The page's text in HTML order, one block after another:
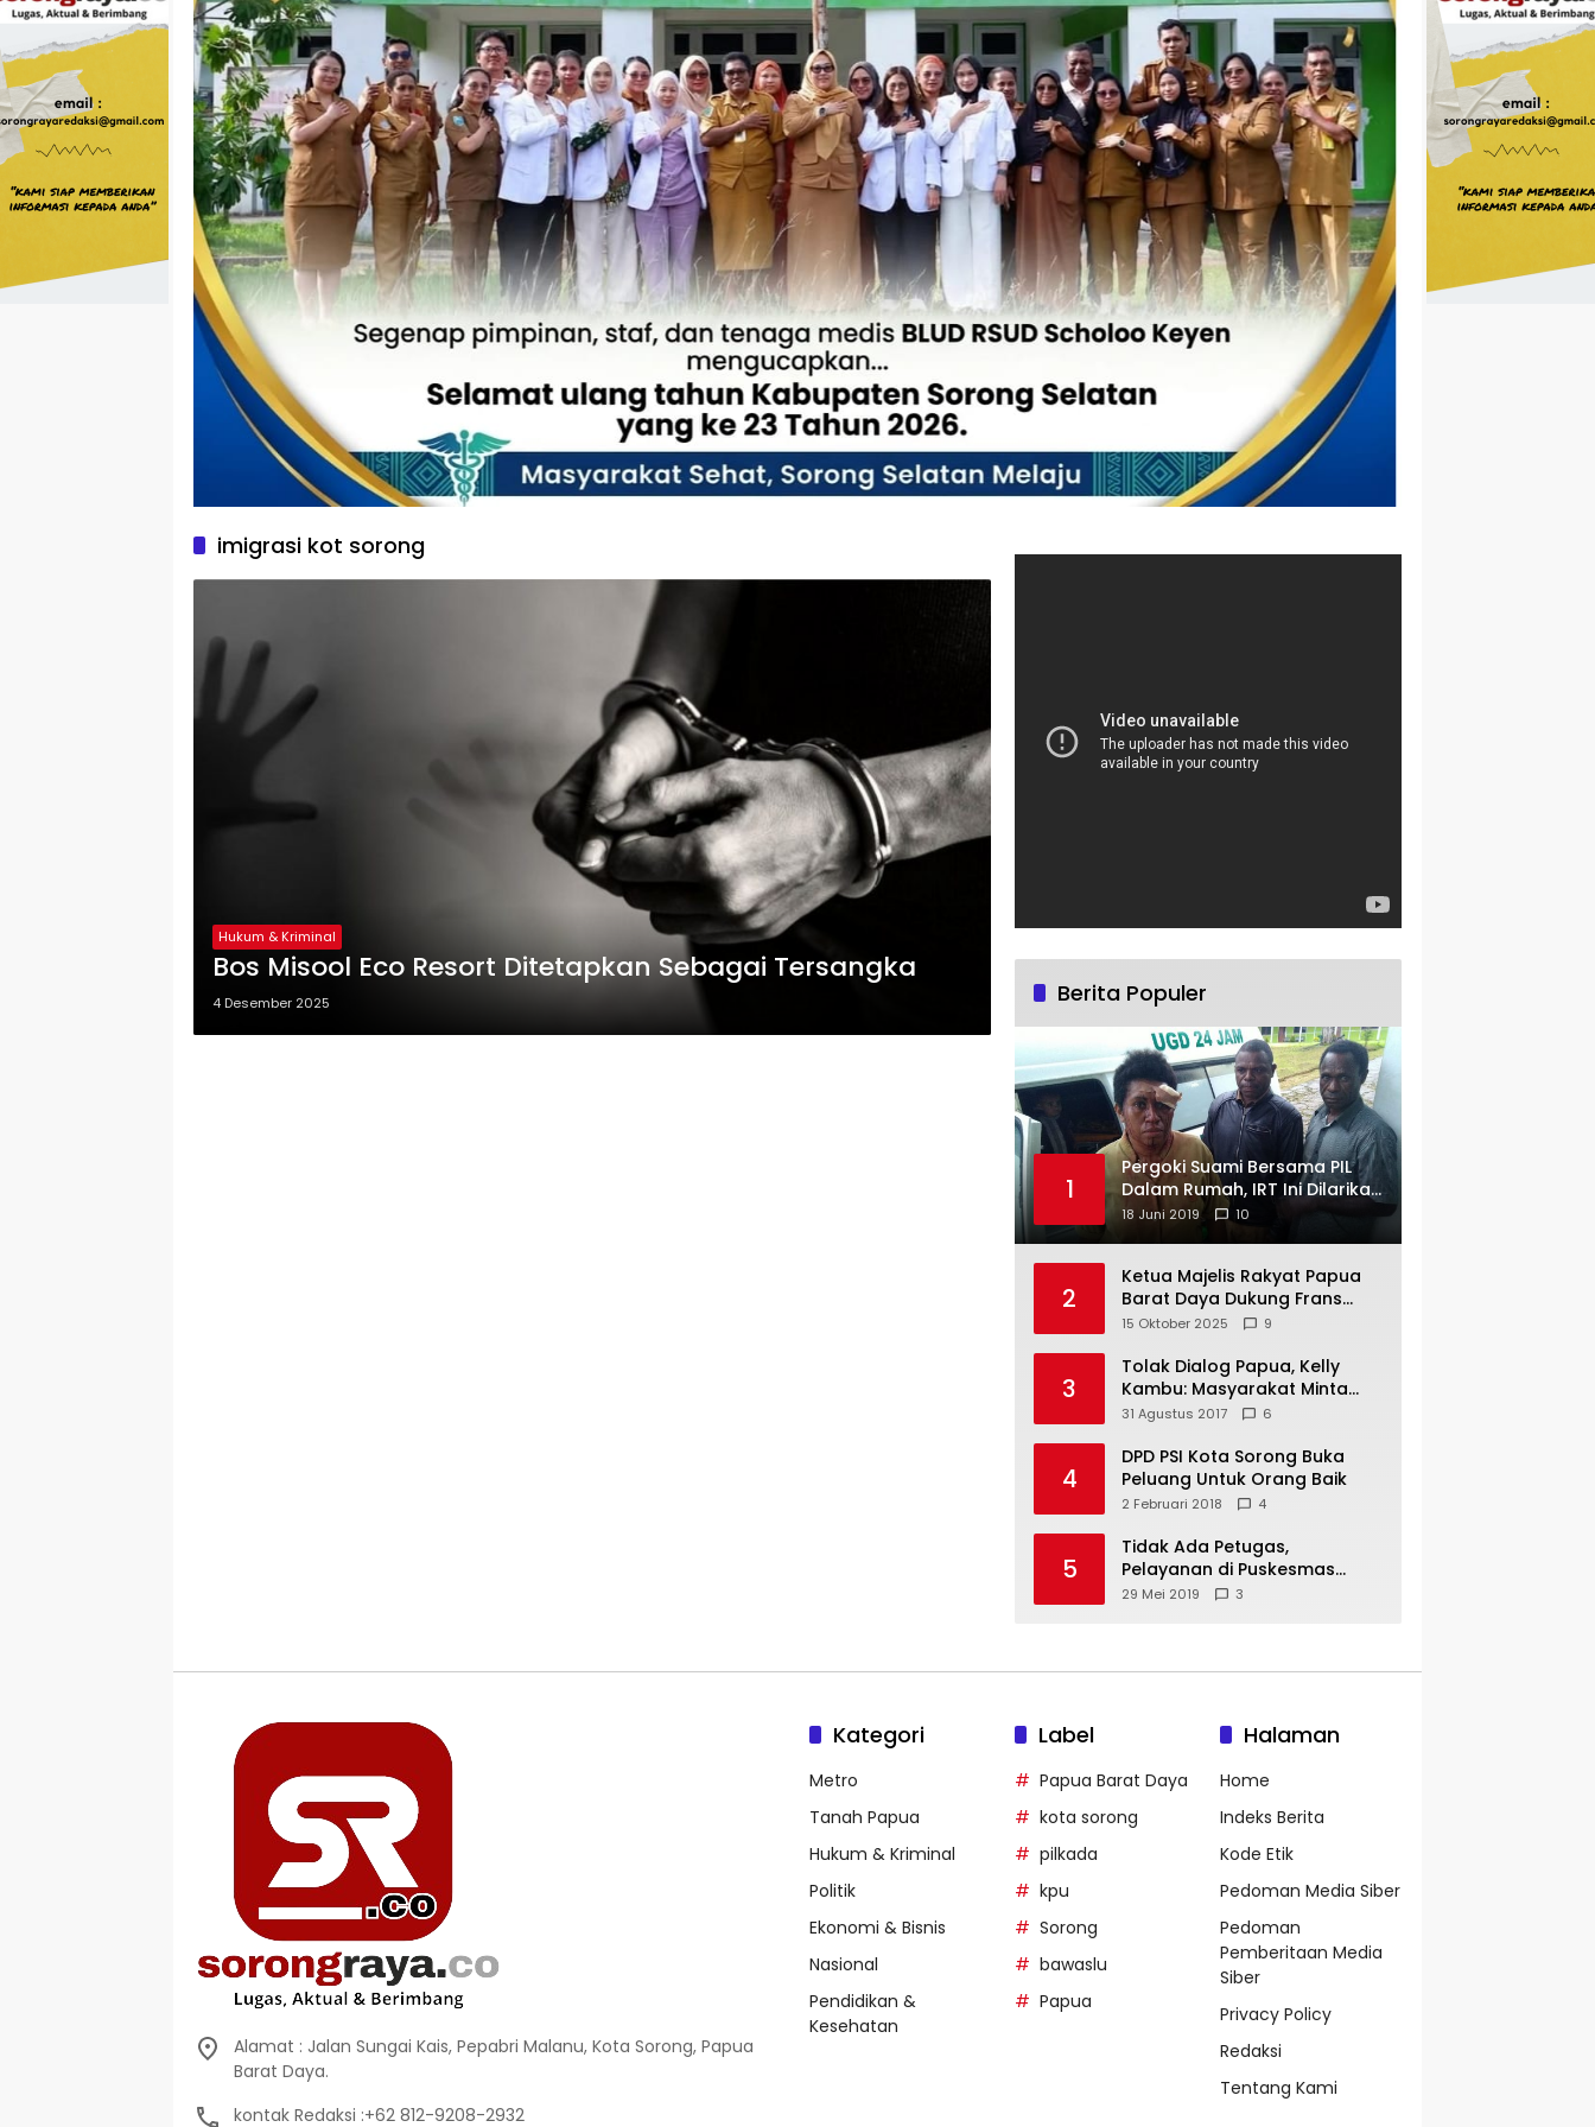
imigrasi kot sorong
Hukum & Kriminal
Bos Misool Eco Resort Ditetapkan Sebagai Tersangka
4 Desember 2025 Berita Populer
1
Pergoki Suami Bersama PIL
Dalam Rumah, IRT Ini Dilarikan
ke RS
18 Juni 2019 10
2
Ketua Majelis Rakyat Papua
Barat Daya Dukung Frans
Pigome Sebagai Presidir PT
15 Oktober 2025 9
3
Tolak Dialog Papua, Kelly
Kambu: Masyarakat Minta
Pemekaran
31 Agustus 2017 6
4
DPD PSI Kota Sorong Buka
Peluang Untuk Orang Baik
2 Februari 2018 4
5
Tidak Ada Petugas,
Pelayanan di Puskesmas
Mare-Maybrat Lumpuh
29 Mei 2019 3
Alamat : Jalan Sungai Kais, Pepabri Malanu, Kota Sorong, Papua
Barat Daya.
kontak Redaksi :+62 812-9208-2932
Kategori
Metro
Tanah Papua
Hukum & Kriminal
Politik
Ekonomi & Bisnis
Nasional
Pendidikan &
Kesehatan
Label
Papua Barat Daya
kota sorong
pilkada
kpu
Sorong
bawaslu
Papua
Halaman
Home
Indeks Berita
Kode Etik
Pedoman Media Siber
Pedoman
Pemberitaan Media
Siber
Privacy Policy
Redaksi
Tentang Kami